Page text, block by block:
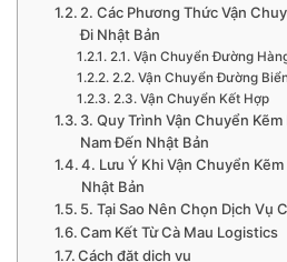
2. Các Phương Thức Vận
Đi Nhật Bản
2.1. Vận Chuyển Đường
2.2. Vận Chuyển Đường
2.3. Vận Chuyển Kết Hợp
3. Quy Trình Vận Chuyển
Nam Đến Nhật Bản
4. Lưu Ý Khi Vận Chuyển
Nhật Bản
5. Tại Sao Nên Chọn Dịch Vụ
Cam Kết Từ Cà Mau Logistics
Cách đặt dịch vụ